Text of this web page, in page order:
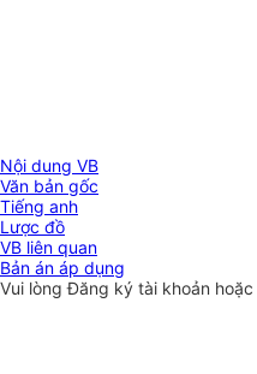
Nội dung VB
Văn bản gốc
Tiếng anh
Lược đồ
VB liên quan
Bản án áp dụng
Vui lòngĐăng ký tài khoản hoặc